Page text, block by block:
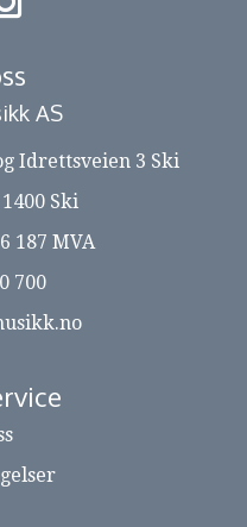
AS
Idrettsveien 3 Ski
Ski
187 MVA
700